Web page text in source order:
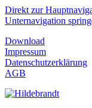
Direkt zur
Unternavigation
Download
Impressum
Datenschutzerklärung
AGB